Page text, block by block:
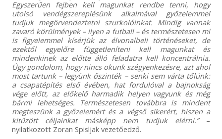
Egyszerűen fejben kell magunkat rendbe tenni, hogy
utolsó vendégszereplésünk alkalmával győzelemmel
tudjuk megörvendeztetni szurkolóinkat. Mindig vannak
zavaró körülmények – ilyen a futball – és természetesen mi
is figyelemmel kísérjük az élvonalbeli történéseket, de
ezektől egyelőre függetleníteni kell magunkat és
mindenkinek az előtte álló feladatra kell koncentrálnia.
Úgy gondolom, hogy nincs okunk szégyenkezésre, azt ahol
most tartunk – legyünk őszinték – senki sem várta tőlünk:
a csapatépítés első évében, hat fordulóval a bajnokság
vége előtt, az előkelő harmadik helyen vagyunk és még
bármi lehetséges. Természetesen továbbra is mindent
megteszünk a győzelemért és a végső sikerért, hiszen a
kitűzött céljainkat másképp nem tudjuk elérni.”–
nyilatkozott Zoran Spisljak vezetőedző.